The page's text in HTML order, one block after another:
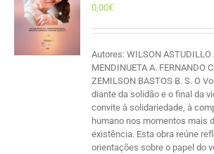
0,00€
Autores: WILSON ASTUDILLO
MENDINUETA A. FERNANDO
ZEMILSON BASTOS B. S. O
diante da solidão e o final da
convite à solidariedade, à
humano nos momentos mais
existência. Esta obra reúne
orientações sobre o papel do